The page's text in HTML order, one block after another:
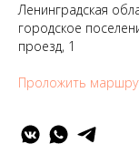
Ленинградская
городское
проезд, 1
Проложить